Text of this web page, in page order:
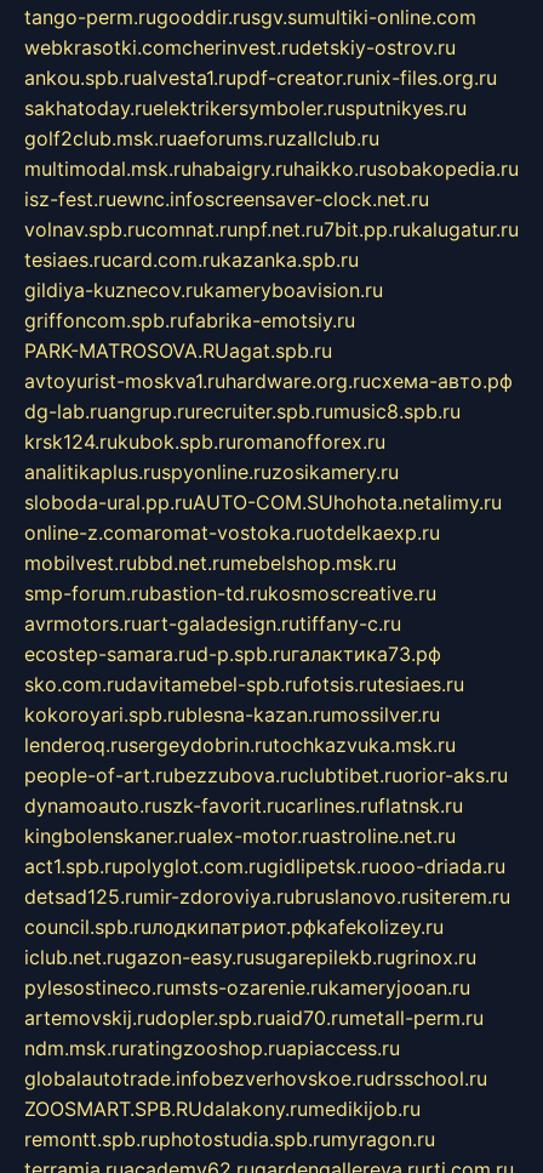
tango-perm.rugooddir.rusgv.sumultiki-online.com
webkrasotki.comcherinvest.rudetskiy-ostrov.ru
ankou.spb.rualvesta1.rupdf-creator.runix-files.org.ru
sakhatoday.ruelektrikersymboler.rusputnikyes.ru
golf2club.msk.ruaeforums.ruzallclub.ru
multimodal.msk.ruhabaigry.ruhaikko.rusobakopedia.ru
isz-fest.ruewnc.infoscreensaver-clock.net.ru
volnav.spb.rucomnat.runpf.net.ru7bit.pp.rukalugatur.ru
tesiaes.rucard.com.rukazanka.spb.ru
gildiya-kuznecov.rukameryboavision.ru
griffoncom.spb.rufabrika-emotsiy.ru
PARK-MATROSOVA.RUagat.spb.ru
avtoyurist-moskva1.ruhardware.org.ruсхема-авто.рф
dg-lab.ruangrup.rurecruiter.spb.rumusic8.spb.ru
krsk124.rukubok.spb.ruromanofforex.ru
analitikaplus.ruspyonline.ruzosikamery.ru
sloboda-ural.pp.ruAUTO-COM.SUhohota.netalimy.ru
online-z.comaromat-vostoka.ruotdelkaexp.ru
mobilvest.rubbd.net.rumebelshop.msk.ru
smp-forum.rubastion-td.rukosmoscreative.ru
avrmotors.ruart-galadesign.rutiffany-c.ru
ecostep-samara.rud-p.spb.ruгалактика73.рф
sko.com.rudavitamebel-spb.rufotsis.rutesiaes.ru
kokoroyari.spb.rublesna-kazan.rumossilver.ru
lenderoq.rusergeydobrin.rutochkazvuka.msk.ru
people-of-art.rubezzubova.ruclubtibet.ruorior-aks.ru
dynamoauto.ruszk-favorit.rucarlines.ruflatnsk.ru
kingbolenskaner.rualex-motor.ruastroline.net.ru
act1.spb.rupolyglot.com.rugidlipetsk.ruooo-driada.ru
detsad125.rumir-zdoroviya.rubruslanovo.rusiterem.ru
council.spb.ruлодкипатриот.рфkafekolizey.ru
iclub.net.rugazon-easy.rusugarepilekb.rugrinox.ru
pylesostineco.rumsts-ozarenie.rukameryjooan.ru
artemovskij.rudopler.spb.ruaid70.rumetall-perm.ru
ndm.msk.ruratingzooshop.ruapiaccess.ru
globalautotrade.infobezverhovskoe.rudrsschool.ru
ZOOSMART.SPB.RUdalakony.rumedikijob.ru
remontt.spb.ruphotostudia.spb.rumyragon.ru